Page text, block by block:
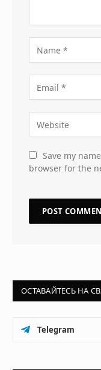
Save my
browser for the
ОСТАВАЙТЕСЬ НА
Telegram